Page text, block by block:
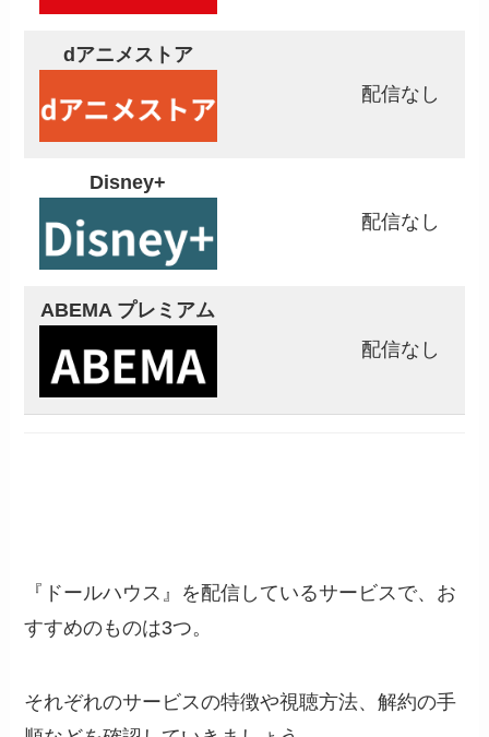
dアニメストア
配信なし
Disney+
配信なし
ABEMA プレミアム
配信なし
『ドールハウス』を配信しているサービスで、お
すすめのものは3つ。
それぞれのサービスの特徴や視聴方法、解約の手